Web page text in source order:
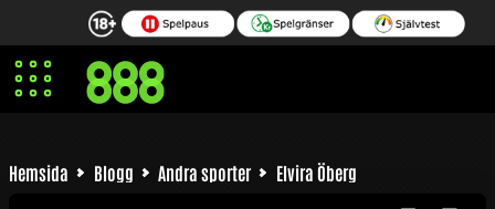
Hemsida Blogg Andra sporter Elvira Öberg
Öberg Lön | Elvira Öberg Förmögenhet